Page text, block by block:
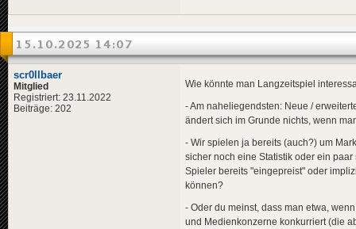
15.10.2025 14:07
scr0llbaer
Mitglied
Registriert: 23.11.2022
Beiträge: 202
Wie könnte man Langzeitspiel
- Am naheliegendsten: Neue /
ändert sich im Grunde nichts, wenn
- Wir spielen ja bereits (auch?) um
sicher noch eine Statistik oder ein
Spieler bereits "eingepreist" oder
können?
- Oder du meinst, dass man etwa,
und Medienkonzerne konkurriert (die